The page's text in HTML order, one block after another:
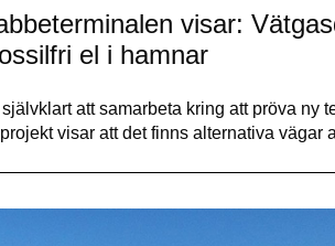
visar:
el i hamnar
att samarbeta kring att pröva ny
visar att det finns alternativa vägar